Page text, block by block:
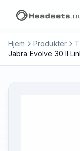
Hjem Produkter
Jabra Evolve 30 II